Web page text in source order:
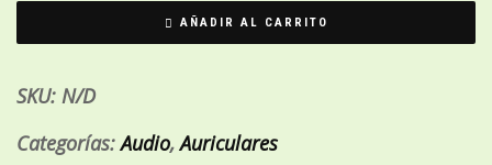
AÑADIR AL CARRITO
SKU: N/D
Categorías:Audio,Auriculares